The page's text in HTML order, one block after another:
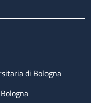
di Bologna